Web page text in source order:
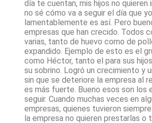
día te cuentan, mis hijos no quieren
no sé cómo va a seguir el día que
lamentablemente es así. Pero
empresas que han crecido. Todos
varias, tanto de huevo como de
expandido. Ejemplo de esto es el
como Héctor, tanto el para sus
su sobrino. Logró un crecimiento y
sin que se deteriore la empresa al
es más fuerte. Bueno esos son los
seguir. Cuando muchas veces en
empresas, quienes tuvieron
la empresa no quieren prestarlas o